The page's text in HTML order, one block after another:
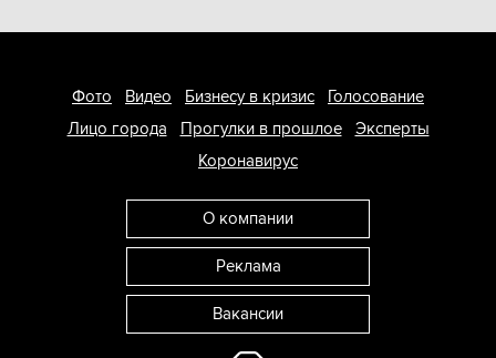
Фото Видео Бизнесу в кризис
Голосование
Лицо города
Прогулки в прошлое
Эксперты
Коронавирус
О компании
Реклама
Вакансии